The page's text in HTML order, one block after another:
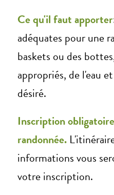
Ce qu'il faut apporter
adéquates pour une
baskets ou des
appropriés, de l'eau
désiré.
Inscription
randonnée.
informations vous
votre inscription.